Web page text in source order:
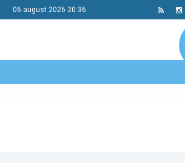
06 august 2026 20:36